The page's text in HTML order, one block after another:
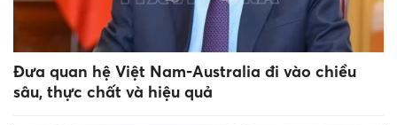
Đưa quan hệ Việt Nam-Australia đi vào chiều
sâu, thực chất và hiệu quả